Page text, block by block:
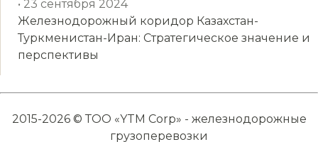
• 23 сентября 2024
Железнодорожный коридор Казахстан-
Туркменистан-Иран: Стратегическое значение и
перспективы
2015-2026 © ТОО «YTM Corp» - железнодорожные
грузоперевозки